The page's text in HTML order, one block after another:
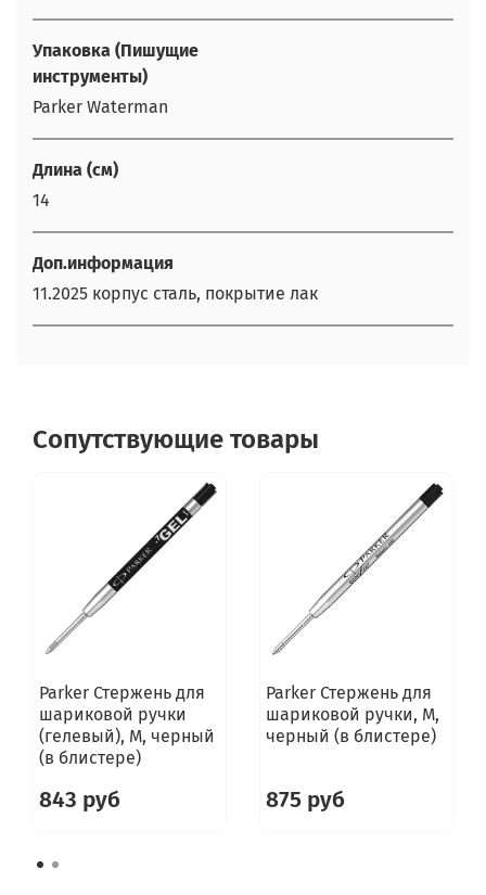
Упаковка (Пишущие
инструменты)
Parker Waterman
Длина (см)
14
Доп.информация
11.2025 корпус сталь, покрытие лак
Сопутствующие товары
Parker Стержень для
шариковой ручки
(гелевый), M, черный
(в блистере)
843 руб
Parker Стержень для
шариковой ручки, M,
черный (в блистере)
875 руб